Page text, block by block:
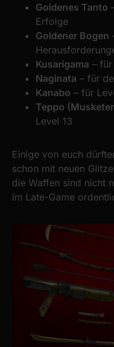
Goldenes Tanto
Erfolge
Goldener Bogen
Kusarigama –
Naginata – für
Kanabo – für
Teppo
Level 13
Einige von euch
schon mit neuen
die Waffen sind nicht
im Late-Game